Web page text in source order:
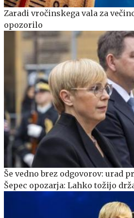
Zaradi vročinskega vala za
opozorilo
Še vedno brez odgovorov: urad
Šepec opozarja: Lahko tožijo